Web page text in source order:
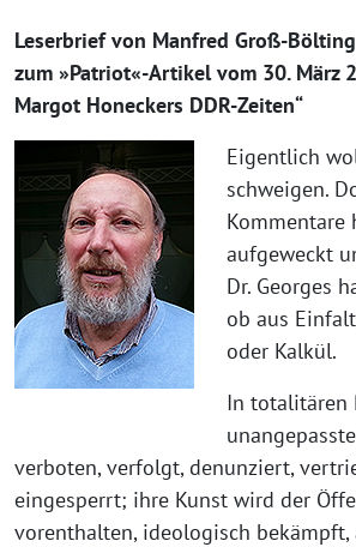
Leserbrief von Manfred Groß-Bölting
zum »Patriot«-Artikel vom 30. März
Margot Honeckers DDR-Zeiten“
Eigentlich
schweigen.
Kommentare
aufgeweckt
Dr. Georges
ob aus
oder Kalkül.
In totalitären
verboten, verfolgt, denunziert,
eingesperrt; ihre Kunst wird der
vorenthalten, ideologisch